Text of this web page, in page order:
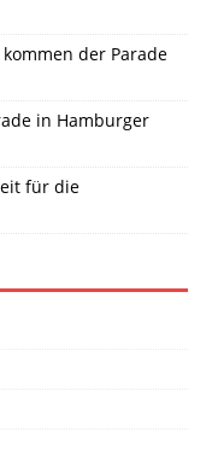
kommen der Parade
in Hamburger
für die